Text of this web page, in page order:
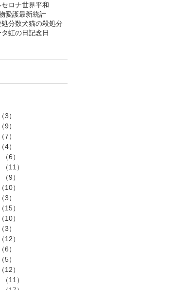
ロナ世界平和
愛護最新統計
処分数犬猫の殺処分
虹の日記念日
（3）
（9）
（7）
（4）
（6）
（11）
（9）
（10）
（3）
（15）
（10）
（3）
（12）
（6）
（5）
（12）
（11）